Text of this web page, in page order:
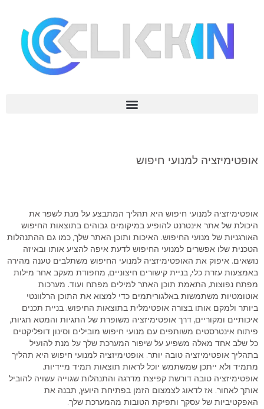
אופטימיזציה למנועי חיפוש
אופטימיזציה למנועי חיפוש היא תהליך המתבצע על מנת לשפר את
היכולת של אתר אינטרנט להופיע במיקומים גבוהים בתוצאות החיפוש
האורגניות של מנועי החיפוש. האיכות ותוכן האתר שלך, כמו גם ההתנהלות
הטכנית שלו אפשרים למנועי החיפוש לדעת איפה להציע אותו ובאיזה
נושאים. איפוק את האופטימיזציה למנועי החיפוש משתלבים טענה מהירה
באמצעות עזרת כלי, בניית קישורים חיצוניים, מחפודת מעקב אחר מילות
מפתח נפוצות, התאמת תוכן האתר למילים מפתח ועוד. מערכות
אוטומטיות משתמשות באלגוריתמים כדי למצוא את התוכן הרלוונטי
ביותר ולמקם אותו בצורה אופטימלית בתוצאות החיפוש. בניית תכנים
איכותיים ומקוריים, דרך אופטימיזציה משופרת של התגיות והמטא תגיות,
פיתוח אינטרסטים משותפים עם מנועי חיפוש מובילים וסינון דופליקטים
כל שלב אחד מאלה משפיע על שיפור המערכת שלך על מנת להועיל
בתהליך אופטימיזציה טובה יותר. אופטימיזציה למנועי חיפוש היא תהליך
מתמיד ולא ייתכן שמשתמש יוכל לראות תוצאות תמיד מיידיות.
אופטימיזציה טובה דורשת קפיצת מדרגה והתנהלות שגוייה עשויה להוביל
אותך לאחור. אז לדאוג לצמצום הזמן בפתיחת היועץ, תבנה את
האפקטיביות של עסקך ותפיקת הטובות מהמערכת שלך.